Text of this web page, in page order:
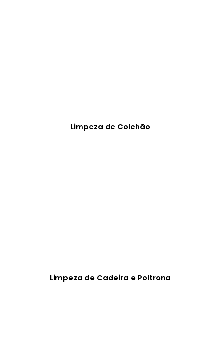
Limpeza de Colchão
Limpeza de Cadeira e Poltrona